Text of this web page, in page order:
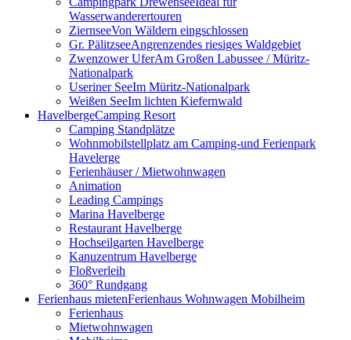
Wasserwanderertouren
ZiernseeVon Wäldern eingschlossen
Gr. PälitzseeAngrenzendes riesiges Waldgebiet
Zwenzower UferAm Großen Labussee / Müritz-
Nationalpark
Useriner SeeIm Müritz-Nationalpark
Weißen SeeIm lichten Kiefernwald
HavelbergeCamping Resort
Camping Standplätze
Wohnmobilstellplatz am Camping-und Ferienpark
Havelerge
Ferienhäuser / Mietwohnwagen
Animation
Leading Campings
Marina Havelberge
Restaurant Havelberge
Hochseilgarten Havelberge
Kanuzentrum Havelberge
Floßverleih
360° Rundgang
Ferienhaus mietenFerienhaus Wohnwagen Mobilheim
Ferienhaus
Mietwohnwagen